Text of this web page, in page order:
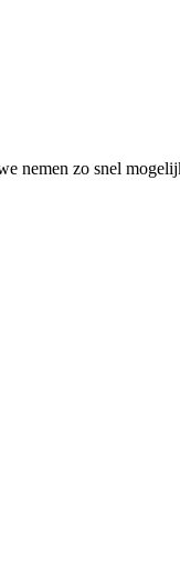
nemen zo snel